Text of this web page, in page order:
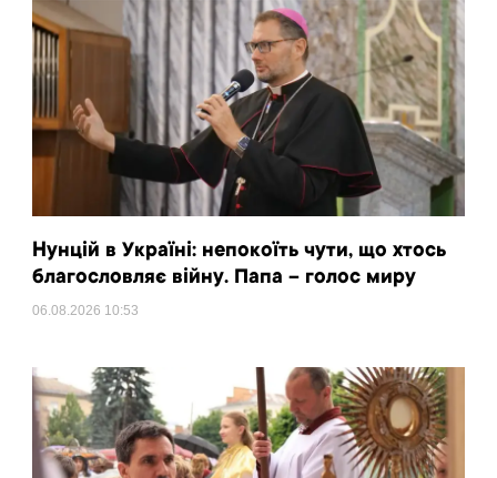
Нунцій в Україні: непокоїть чути, що хтось
благословляє війну. Папа – голос миру
06.08.2026 10:53